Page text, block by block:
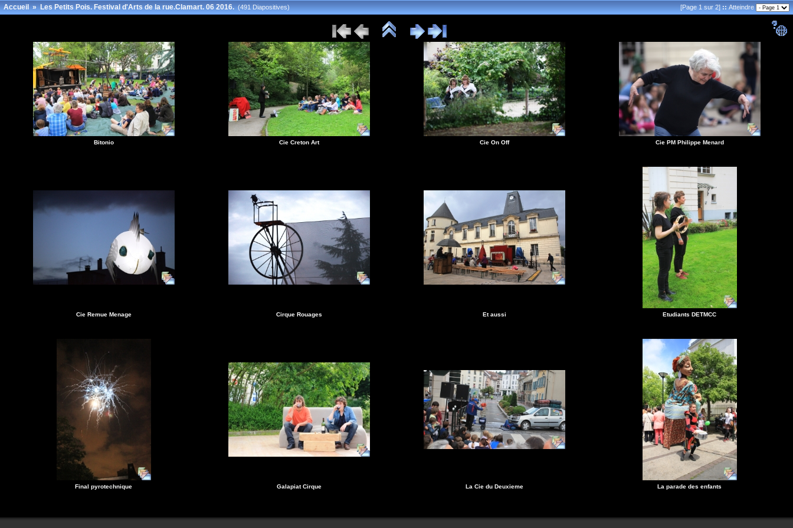
Accueil»Les Petits Pois. Festival d'Arts de la rue.Clamart. 06 2016. (491 Diapositives) [Page 1 sur 2]::Atteindre
Bitonio Cie Creton Art Cie On Off Cie PM Philippe Menard
Cie Remue Menage Cirque Rouages Et aussi Etudiants DETMCC
Final pyrotechnique Galapiat Cirque La Cie du Deuxieme La parade des enfants